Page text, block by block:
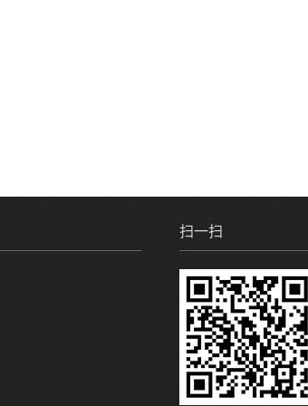
扫一扫